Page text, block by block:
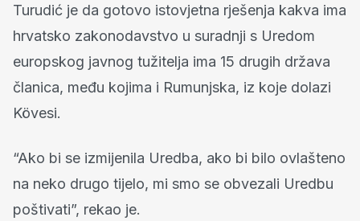
Turudić je da gotovo istovjetna rješenja kakva ima
hrvatsko zakonodavstvo u suradnji s Uredom
europskog javnog tužitelja ima 15 drugih država
članica, među kojima i Rumunjska, iz koje dolazi
Kövesi.
“Ako bi se izmijenila Uredba, ako bi bilo ovlašteno
na neko drugo tijelo, mi smo se obvezali Uredbu
poštivati”, rekao je.